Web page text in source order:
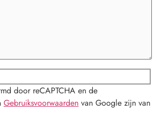
door reCAPTCHA en de
Gebruiksvoorwaarden van Google zijn van